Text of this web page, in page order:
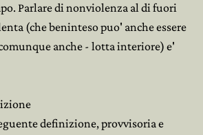
Parlare di nonviolenza al di fuori
(che beninteso puo' anche essere
anche - lotta interiore) e'
definizione, provvisoria e